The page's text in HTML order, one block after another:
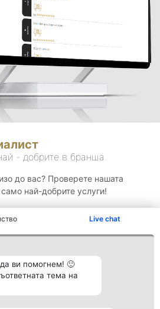
Live chat
ви помогнем! 🙂
тема на
- добрите в бранша.
до вас? Проверете нашата
най-добрите услуги!